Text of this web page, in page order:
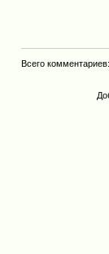
Всего комментариев